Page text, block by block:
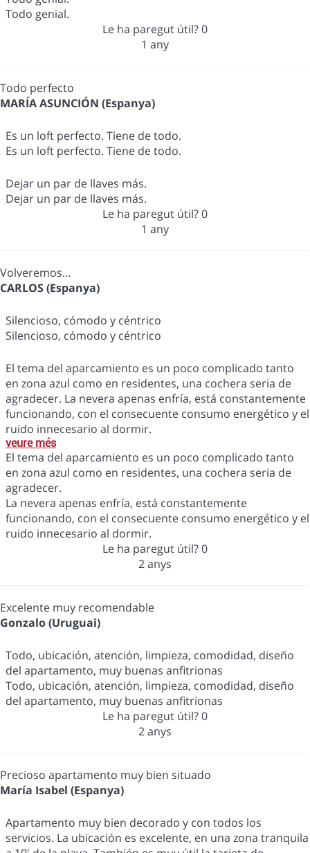
Todo genial.
Le ha paregut útil?0
1 any
Todo perfecto
MARÍA ASUNCIÓN (Espanya)
Es un loft perfecto. Tiene de todo.
Es un loft perfecto. Tiene de todo.
Dejar un par de llaves más.
Dejar un par de llaves más.
Le ha paregut útil?0
1 any
Volveremos…
CARLOS (Espanya)
Silencioso, cómodo y céntrico
Silencioso, cómodo y céntrico
El tema del aparcamiento es un poco complicado tanto
en zona azul como en residentes, una cochera seria de
agradecer. La nevera apenas enfría, está constantemente
funcionando, con el consecuente consumo energético y el
ruido innecesario al dormir.
veure més
El tema del aparcamiento es un poco complicado tanto
en zona azul como en residentes, una cochera seria de
agradecer.
La nevera apenas enfría, está constantemente
funcionando, con el consecuente consumo energético y el
ruido innecesario al dormir.
Le ha paregut útil?0
2 anys
Excelente muy recomendable
Gonzalo (Uruguai)
Todo, ubicación, atención, limpieza, comodidad, diseño
del apartamento, muy buenas anfitrionas
Todo, ubicación, atención, limpieza, comodidad, diseño
del apartamento, muy buenas anfitrionas
Le ha paregut útil?0
2 anys
Precioso apartamento muy bien situado
María Isabel (Espanya)
Apartamento muy bien decorado y con todos los
servicios. La ubicación es excelente, en una zona tranquila